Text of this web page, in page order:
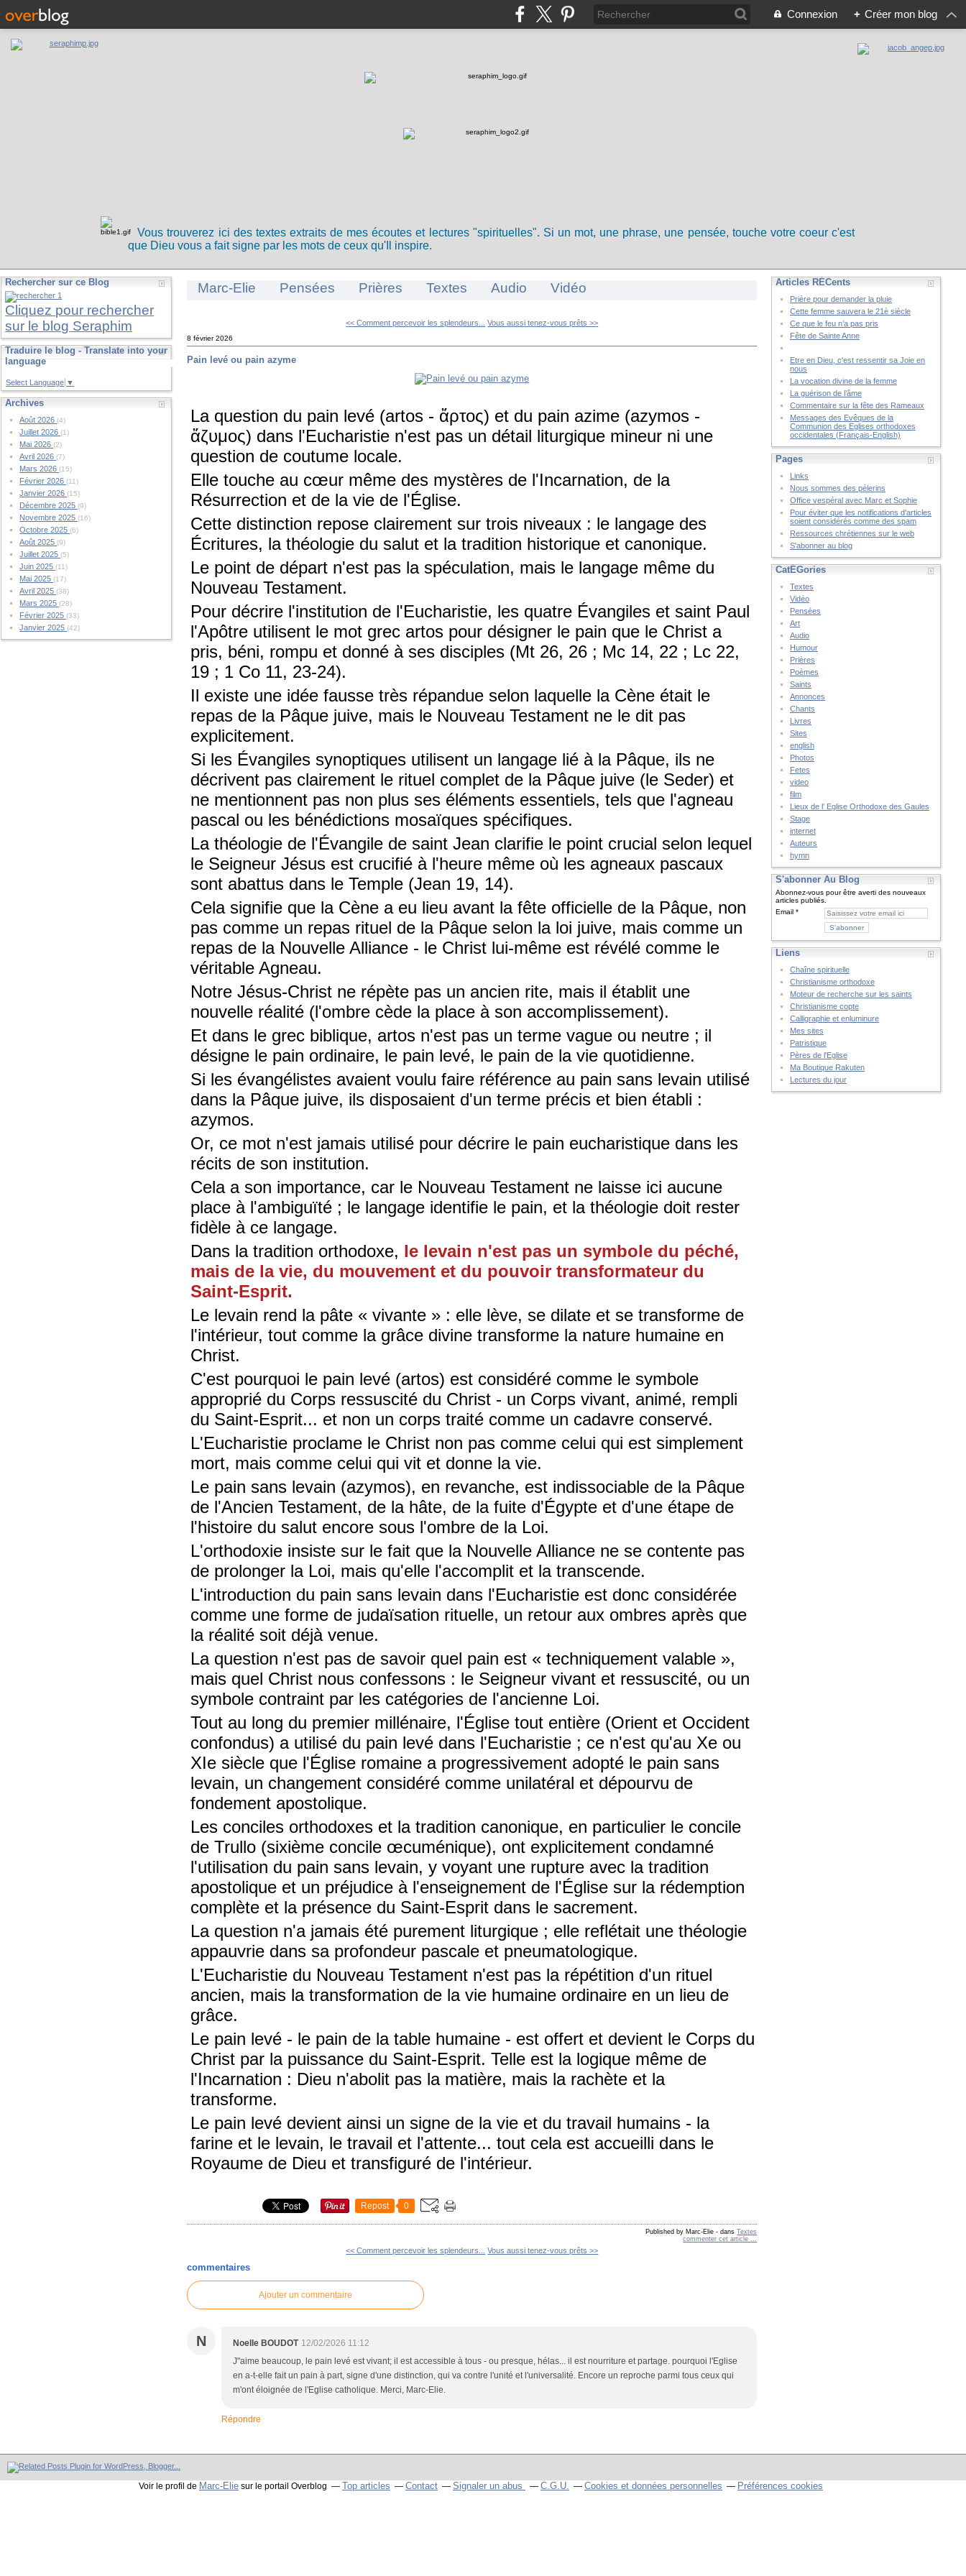
Connexion + Créer mon blog
Vous trouverez ici des textes extraits de mes écoutes et lectures "spirituelles". Si un mot, une phrase, une pensée, touche votre coeur c'est
que Dieu vous a fait signe par les mots de ceux qu'Il inspire.
Rechercher sur ce Blog
Cliquez pour rechercher
sur le blog Seraphim
Traduire le blog - Translate into your
language
Select Language ▼
Archives
Août 2026(4)
Juillet 2026(1)
Mai 2026(2)
Avril 2026(7)
Mars 2026(15)
Février 2026(11)
Janvier 2026(15)
Décembre 2025(9)
Novembre 2025(16)
Octobre 2025(6)
Août 2025(9)
Juillet 2025(5)
Juin 2025(11)
Mai 2025(17)
Avril 2025(38)
Mars 2025(28)
Février 2025(33)
Janvier 2025(42)
Marc-Elie Pensées Prières Textes Audio Vidéo
<< Comment percevoir les splendeurs... Vous aussi tenez-vous prêts >>
8 février 2026
Pain levé ou pain azyme
La question du pain levé (artos - ἄρτος) et du pain azime (azymos -
ἄζυμος) dans l'Eucharistie n'est pas un détail liturgique mineur ni une
question de coutume locale.
Elle touche au cœur même des mystères de l'Incarnation, de la
Résurrection et de la vie de l'Église.
Cette distinction repose clairement sur trois niveaux : le langage des
Écritures, la théologie du salut et la tradition historique et canonique.
Le point de départ n'est pas la spéculation, mais le langage même du
Nouveau Testament.
Pour décrire l'institution de l'Eucharistie, les quatre Évangiles et saint Paul
l'Apôtre utilisent le mot grec artos pour désigner le pain que le Christ a
pris, béni, rompu et donné à ses disciples (Mt 26, 26 ; Mc 14, 22 ; Lc 22,
19 ; 1 Co 11, 23-24).
Il existe une idée fausse très répandue selon laquelle la Cène était le
repas de la Pâque juive, mais le Nouveau Testament ne le dit pas
explicitement.
Si les Évangiles synoptiques utilisent un langage lié à la Pâque, ils ne
décrivent pas clairement le rituel complet de la Pâque juive (le Seder) et
ne mentionnent pas non plus ses éléments essentiels, tels que l'agneau
pascal ou les bénédictions mosaïques spécifiques.
La théologie de l'Évangile de saint Jean clarifie le point crucial selon lequel
le Seigneur Jésus est crucifié à l'heure même où les agneaux pascaux
sont abattus dans le Temple (Jean 19, 14).
Cela signifie que la Cène a eu lieu avant la fête officielle de la Pâque, non
pas comme un repas rituel de la Pâque selon la loi juive, mais comme un
repas de la Nouvelle Alliance - le Christ lui-même est révélé comme le
véritable Agneau.
Notre Jésus-Christ ne répète pas un ancien rite, mais il établit une
nouvelle réalité (l'ombre cède la place à son accomplissement).
Et dans le grec biblique, artos n'est pas un terme vague ou neutre ; il
désigne le pain ordinaire, le pain levé, le pain de la vie quotidienne.
Si les évangélistes avaient voulu faire référence au pain sans levain utilisé
dans la Pâque juive, ils disposaient d'un terme précis et bien établi :
azymos.
Or, ce mot n'est jamais utilisé pour décrire le pain eucharistique dans les
récits de son institution.
Cela a son importance, car le Nouveau Testament ne laisse ici aucune
place à l'ambiguïté ; le langage identifie le pain, et la théologie doit rester
fidèle à ce langage.
Dans la tradition orthodoxe, le levain n'est pas un symbole du péché,
mais de la vie, du mouvement et du pouvoir transformateur du
Saint-Esprit.
Le levain rend la pâte « vivante » : elle lève, se dilate et se transforme de
l'intérieur, tout comme la grâce divine transforme la nature humaine en
Christ.
C'est pourquoi le pain levé (artos) est considéré comme le symbole
approprié du Corps ressuscité du Christ - un Corps vivant, animé, rempli
du Saint-Esprit... et non un corps traité comme un cadavre conservé.
L'Eucharistie proclame le Christ non pas comme celui qui est simplement
mort, mais comme celui qui vit et donne la vie.
Le pain sans levain (azymos), en revanche, est indissociable de la Pâque
de l'Ancien Testament, de la hâte, de la fuite d'Égypte et d'une étape de
l'histoire du salut encore sous l'ombre de la Loi.
L'orthodoxie insiste sur le fait que la Nouvelle Alliance ne se contente pas
de prolonger la Loi, mais qu'elle l'accomplit et la transcende.
L'introduction du pain sans levain dans l'Eucharistie est donc considérée
comme une forme de judaïsation rituelle, un retour aux ombres après que
la réalité soit déjà venue.
La question n'est pas de savoir quel pain est « techniquement valable »,
mais quel Christ nous confessons : le Seigneur vivant et ressuscité, ou un
symbole contraint par les catégories de l'ancienne Loi.
Tout au long du premier millénaire, l'Église tout entière (Orient et Occident
confondus) a utilisé du pain levé dans l'Eucharistie ; ce n'est qu'au Xe ou
XIe siècle que l'Église romaine a progressivement adopté le pain sans
levain, un changement considéré comme unilatéral et dépourvu de
fondement apostolique.
Les conciles orthodoxes et la tradition canonique, en particulier le concile
de Trullo (sixième concile œcuménique), ont explicitement condamné
l'utilisation du pain sans levain, y voyant une rupture avec la tradition
apostolique et un préjudice à l'enseignement de l'Église sur la rédemption
complète et la présence du Saint-Esprit dans le sacrement.
La question n'a jamais été purement liturgique ; elle reflétait une théologie
appauvrie dans sa profondeur pascale et pneumatologique.
L'Eucharistie du Nouveau Testament n'est pas la répétition d'un rituel
ancien, mais la transformation de la vie humaine ordinaire en un lieu de
grâce.
Le pain levé - le pain de la table humaine - est offert et devient le Corps du
Christ par la puissance du Saint-Esprit. Telle est la logique même de
l'Incarnation : Dieu n'abolit pas la matière, mais la rachète et la
transforme.
Le pain levé devient ainsi un signe de la vie et du travail humains - la
farine et le levain, le travail et l'attente... tout cela est accueilli dans le
Royaume de Dieu et transfiguré de l'intérieur.
Repost 0
Published by Marc-Elie - dansTextes
commenter cet article
<< Comment percevoir les splendeurs... Vous aussi tenez-vous prêts >>
commentaires
Ajouter un commentaire
N Noelle BOUDOT 12/02/2026 11:12
J"aime beaucoup, le pain levé est vivant; il est accessible à tous - ou presque, hélas... il est nourriture et partage. pourquoi l'Eglise
en a-t-elle fait un pain à part, signe d'une distinction, qui va contre l'unité et l'universalité. Encore un reproche parmi tous ceux qui
m'ont éloignée de l'Eglise catholique. Merci, Marc-Elie.
Répondre
Articles RÉCents
Prière pour demander la pluie
Cette femme sauvera le 21è siècle
Ce que le feu n’a pas pris
Fête de Sainte Anne
Etre en Dieu, c'est ressentir sa Joie en
nous
La vocation divine de la femme
La guérison de l’âme
Commentaire sur la fête des Rameaux
Messages des Evêques de la
Communion des Eglises orthodoxes
occidentales (Français-English)
Pages
Links
Nous sommes des pélerins
Office vespéral avec Marc et Sophie
Pour éviter que les notifications d'articles
soient considérés comme des spam
Ressources chrétiennes sur le web
S'abonner au blog
CatÉGories
Textes
Vidéo
Pensées
Art
Audio
Humour
Prières
Poèmes
Saints
Annonces
Chants
Livres
Sites
english
Photos
Fetes
video
film
Lieux de l' Eglise Orthodoxe des Gaules
Stage
internet
Auteurs
hymn
S'abonner Au Blog
Abonnez-vous pour être averti des nouveaux
articles publiés.
Email
Liens
Chaîne spirituelle
Christianisme orthodoxe
Moteur de recherche sur les saints
Christianisme copte
Calligraphie et enluminure
Mes sites
Patristique
Pères de l'Eglise
Ma Boutique Rakuten
Lectures du jour
Voir le profil de Marc-Elie sur le portail Overblog Top articles Contact Signaler un abus C.G.U. Cookies et données personnelles Préférences cookies